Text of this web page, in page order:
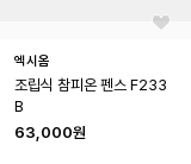
엑시옴
조립식 참피온 펜스 F233
B
63,000원